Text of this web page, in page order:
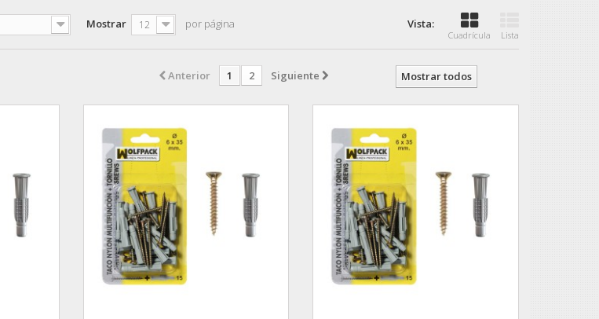
Vista:
Cuadrícula Lista
Mostrar 12 por página
Mostrar todos
Anterior 1 2 Siguiente